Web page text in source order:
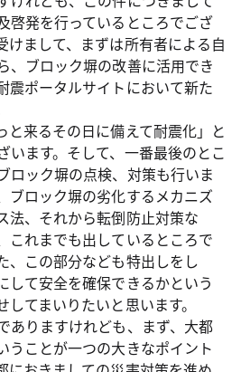
啓発を行っているところでござ
けまして、まずは所有者による自
、ブロック塀の改善に活用でき
震ポータルサイトにおいて新た
と来るその日に備えて耐震化」と
います。そして、一番最後のとこ
ロック塀の点検、対策も行いま
ブロック塀の劣化するメカニズ
法、それから転倒防止対策な
これまでも出しているところで
、この部分なども特出しをし
して安全を確保できるかという
てまいりたいと思います。
ありますけれども、まず、大都
うことが一つの大きなポイント